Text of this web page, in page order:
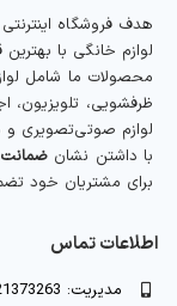
هدف فروشگاه
لوازم خانگی با
محصولات ما شامل
ظرفشویی، تلویزیون،
لوازم صوتی‌تصویری و
با داشتن نشان
برای مشتریان خود
اطلاعات تماس
مدیریت: 09121373263